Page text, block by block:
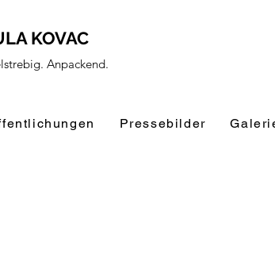
KOVAC
Anpackend.
Pressebilder